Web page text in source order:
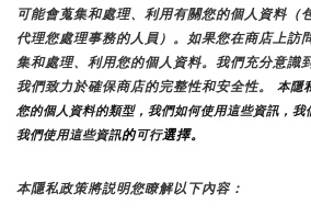
可能會蒐集和處理、利用有關您的個人資料（
代理您處理事務的人員）。如果您在商店上訪
集和處理、利用您的個人資料。我們充分意識
我們致力於確保商店的完整性和安全性。
本隱
您的個人資料的類型，我們如何使用這些資訊，
我們使用這些資訊的可行選擇。
本隱私政策將説明您瞭解以下內容：